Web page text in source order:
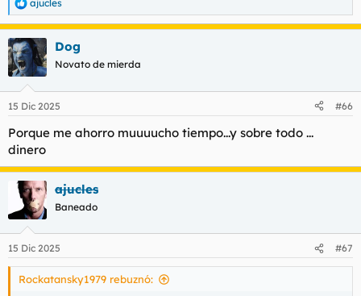
R
e
c
c
i
e
:
ajucles
Dog
Novato de mierda
15 Dic 2025 #66
Porque me ahorro muuuucho tiempo...y sobre todo ...
dinero
ajucles
Baneado
15 Dic 2025 #67
Rockatansky1979 rebuznó: